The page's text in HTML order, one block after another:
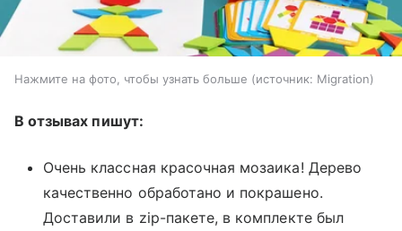
Нажмите на фото, чтобы узнать больше источник: Migration
В отзывах пишут:
Очень классная красочная мозаика! Дерево
качественно обработано и покрашено.
Доставили в zip-пакете, в комплекте был